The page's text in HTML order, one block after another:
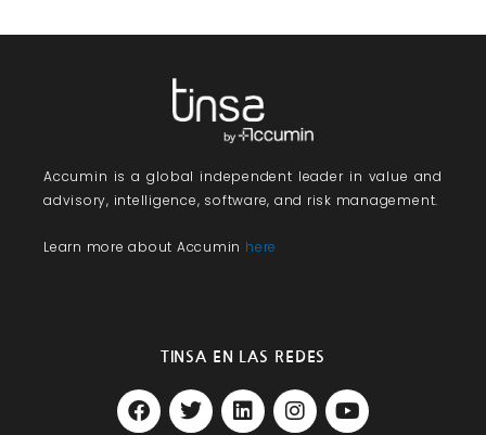
Accumin is a global independent leader in value and
advisory, intelligence, software, and risk management.
Learn more about Accumin here
TINSA EN LAS REDES
F
a
T
w
L
i
I
n
Y
o